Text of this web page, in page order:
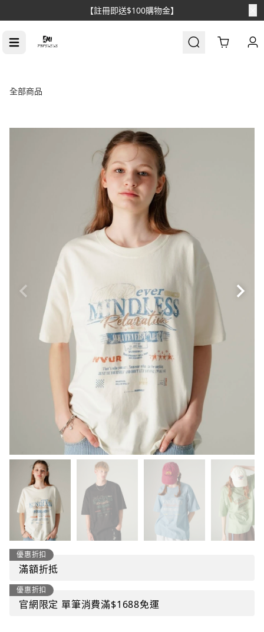
【消費滿$1688免運】
Cart
全部商品
優惠折扣
滿額折抵
優惠折扣
官網限定 單筆消費滿$1688免運